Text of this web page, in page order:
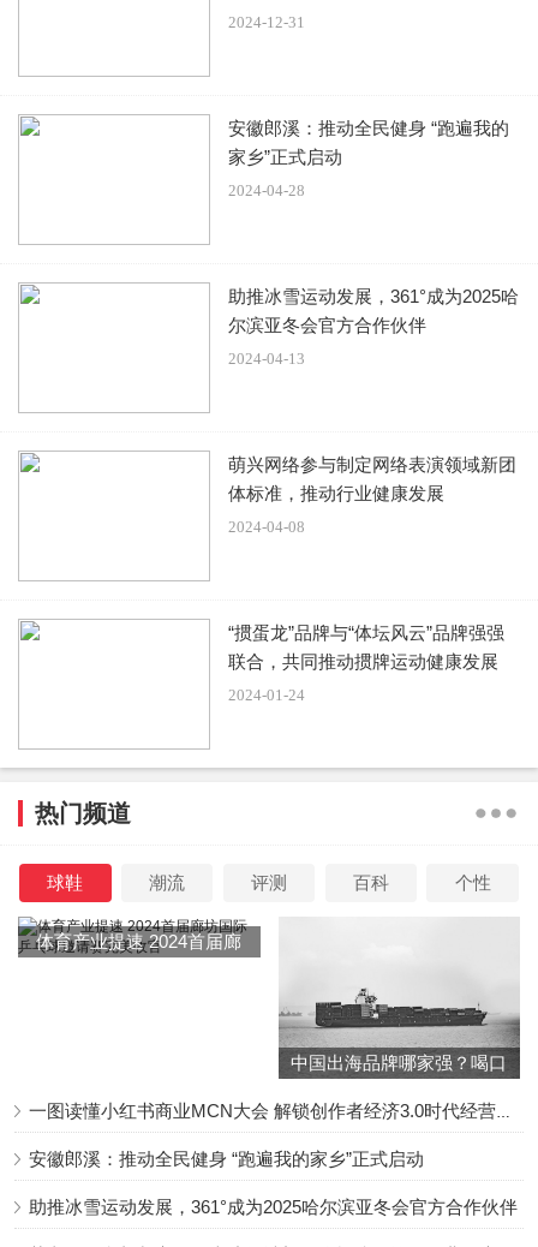
在观众的翘首以盼中，终于有了有关于《猎罪图鉴2》的消
8月2日，《猎罪图鉴》一剧的编剧贾东岩在社交平台发文
称“理念不合，没能参与第二季。作为观众，期待原班人马继
续出演，让《猎罪图鉴》长盛不衰。与有荣焉”。
据了解，贾东岩是作品《猎罪图鉴》的总编剧。
这也就意味着，《猎罪图鉴》中每一个引人深思的案件，每
一个影视作品能够取得口碑上的好成绩，它背后的编剧一定
剧本创作的原因归结为“理念不合”，短短的四个字似乎饱含
着无数的深意，为什么会理念不合？
在看到贾东岩不参与《猎罪图鉴2》剧本创作的消息之后，
有网友直言“《猎罪图鉴》能火，70%靠剧本，剧情人设和节
是灵魂，什么锦上添花也都比不上剧情！真正的大火、经久
就在大家纷纷猜测“理念不合”背后的含义的时候，另一则与
《猎罪图鉴2》有关的消息传来，那就是有网友爆料称《猎
罪图鉴2》中将会加入一个女主角，让本来是双男主的剧，
2024-12-31
安徽郎溪：推动全民健身 “跑遍我的
家乡”正式启动
2024-04-28
助推冰雪运动发展，361°成为2025哈
尔滨亚冬会官方合作伙伴
2024-04-13
萌兴网络参与制定网络表演领域新团
体标准，推动行业健康发展
2024-04-08
“掼蛋龙”品牌与“体坛风云”品牌强强
联合，共同推动掼牌运动健康发展
2024-01-24
热门频道
球鞋 潮流 评测 百科 个性
体育产业提速 2024首届廊
中国出海品牌哪家强？喝口
安徽郎溪：推动全民健身 “跑遍我的家乡”正式启动
助推冰雪运动发展，361°成为2025哈尔滨亚冬会官方合作伙伴